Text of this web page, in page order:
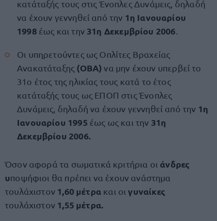
κατάταξής τους στις Ένοπλες Δυνάμεις, δηλαδή
να έχουν γεννηθεί από την 1η Ιανουαρίου
1998έως και την 31η Δεκεμβρίου 2006
Οι υπηρετούντες ως Οπλίτες Βραχείας
Ανακατάταξης (ΟΒΑ) να μην έχουν υπερβεί το
31ο έτος της ηλικίας τους κατά το έτος
κατάταξής τους ως ΕΠΟΠ στις Ένοπλες
Δυνάμεις, δηλαδή να έχουν γεννηθεί από την 1η
Ιανουαρίου 1995 έως ως και την 31η
Δεκεμβρίου 2006.
Όσον αφορά τα σωματικά κριτήρια οι άνδρες
υποψήφιοι θα πρέπει να έχουν ανάστημα
τουλάχιστον 1,60 μέτρα και οιγυναίκες
τουλάχιστον 1,55 μέτρα.